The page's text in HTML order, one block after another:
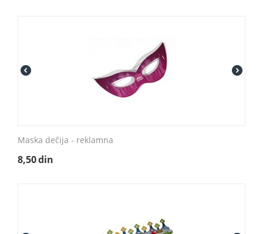
Maska dečija - reklamna
8,50din